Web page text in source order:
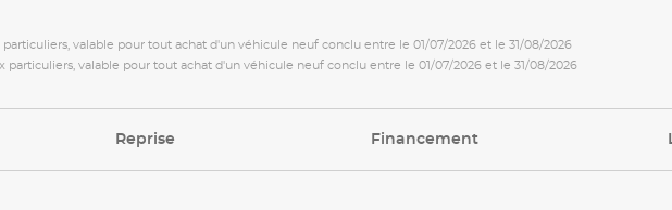
valable pour tout achat d'un véhicule neuf conclu entre le 01/07/2026 et le 31/08/2026
particuliers, valable pour tout achat d'un véhicule neuf conclu entre le 01/07/2026 et le 31/08/2026
Reprise Financement